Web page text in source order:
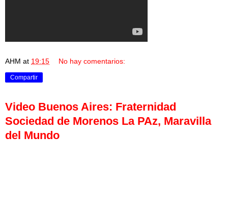
AHM at 19:15 No hay comentarios:
Compartir
Video Buenos Aires: Fraternidad
Sociedad de Morenos La PAz, Maravilla
del Mundo